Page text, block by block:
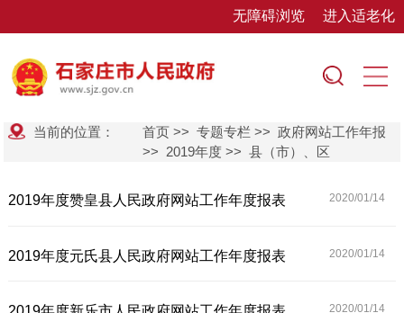
无障碍浏览 进入适老化
当前的位置： 首页 >>专题专栏 >>政府网站工作年报
>> 2019年度 >>县（市）、区
2020/01/14
2019年度赞皇县人民政府网站工作年度报表
2020/01/14
2019年度元氏县人民政府网站工作年度报表
2020/01/14